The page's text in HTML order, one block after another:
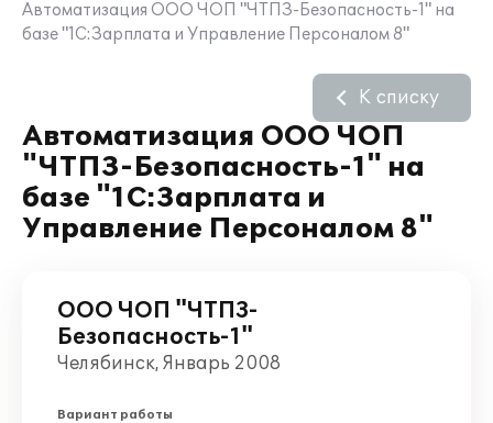
Автоматизация ООО ЧОП "ЧТПЗ-Безопасность-1" на
базе "1С:Зарплата и Управление Персоналом 8"
Автоматизация ООО ЧОП
"ЧТПЗ-Безопасность-1" на
базе "1С:Зарплата и
Управление Персоналом 8"
К списку
ООО ЧОП "ЧТПЗ-
Безопасность-1"
Челябинск, Январь 2008
Вариант работы